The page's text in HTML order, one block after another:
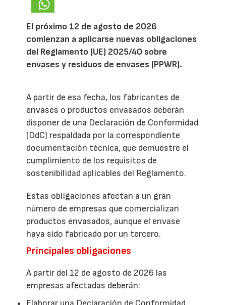
El próximo 12 de agosto de 2026
comienzan a aplicarse nuevas obligaciones
del Reglamento (UE) 2025/40 sobre
envases y residuos de envases (PPWR).
A partir de esa fecha, los fabricantes de
envases o productos envasados deberán
disponer de una Declaración de Conformidad
(DdC) respaldada por la correspondiente
documentación técnica, que demuestre el
cumplimiento de los requisitos de
sostenibilidad aplicables del Reglamento.
Estas obligaciones afectan a un gran
número de empresas que comercializan
productos envasados, aunque el envase
haya sido fabricado por un tercero.
Principales obligaciones
A partir del 12 de agosto de 2026 las
empresas afectadas deberán: